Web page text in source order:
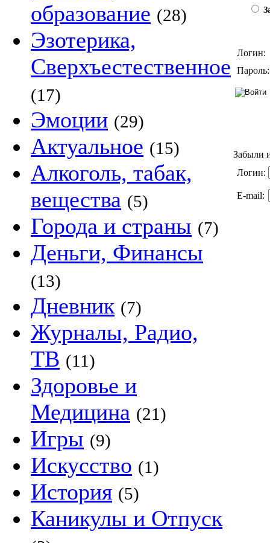
образование (28)
Эзотерика,
Сверхъестественное
(17)
Эмоции (29)
Актуальное (15)
Алкоголь, табак,
вещества (5)
Города и страны (7)
Деньги, Финансы
(13)
Дневник (7)
Журналы, Радио,
ТВ (11)
Здоровье и
Медицина (21)
Игры (9)
Искусство (1)
История (5)
Каникулы и Отпуск
Логин:
Пароль:
Забыли
Логин:
E-mail: